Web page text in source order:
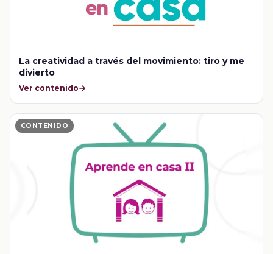
La creatividad a través del movimiento: tiro y me
divierto
Ver contenido
CONTENIDO